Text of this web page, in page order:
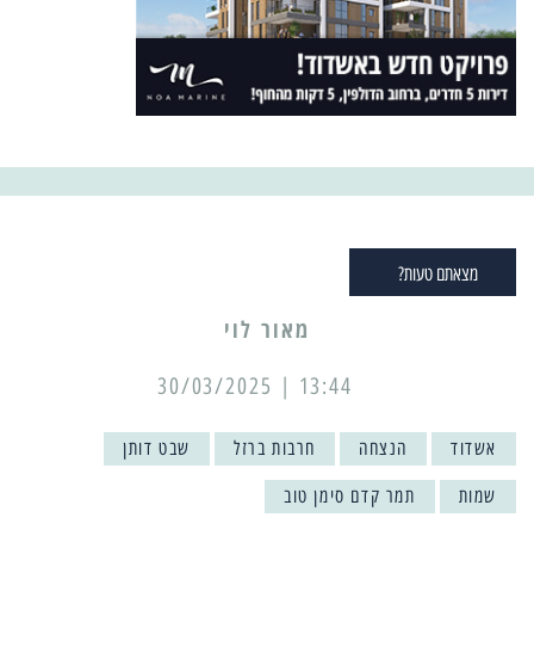
מצאתם טעות?
מאור לוי
13:44 | 30/03/2025
אשדוד הנצחה חרבות ברזל שבט דותן
שמות תמר קדם סימן טוב